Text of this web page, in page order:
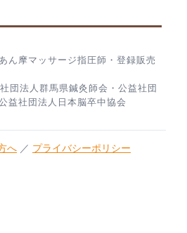
ん摩マッサージ指圧師・登録販売
団法人群馬県鍼灸師会・公益社団
益社団法人日本脳卒中協会
へ ／ プライバシーポリシー